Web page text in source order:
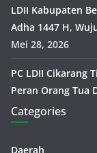
LDII Kabupaten
Adha 1447 H,
Mei 28, 2026
PC LDII Cikarang
Peran Orang Tua
Categories
Daerah